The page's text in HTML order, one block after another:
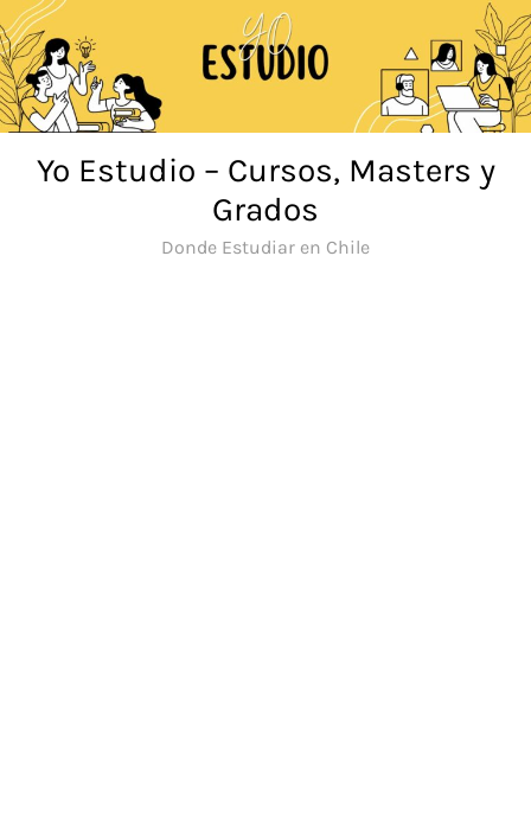
Saltar
al
contenido
Yo Estudio – Cursos, Masters y
Grados
Donde Estudiar en Chile